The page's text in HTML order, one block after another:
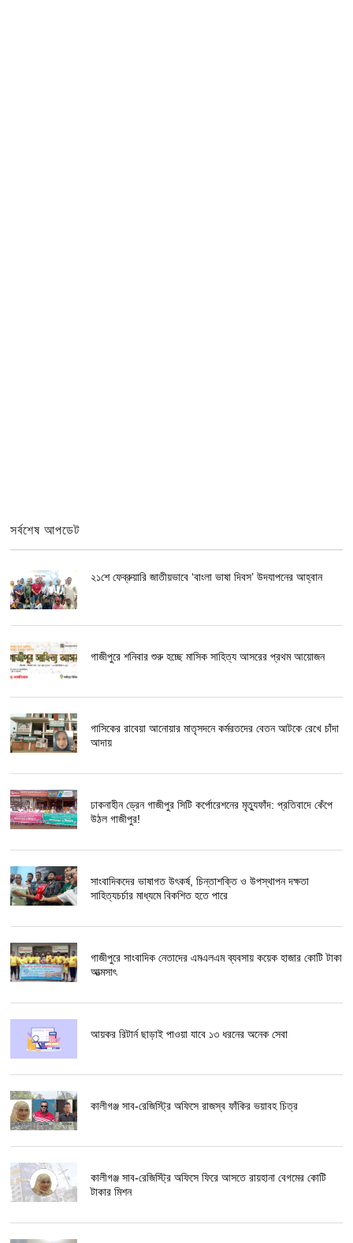
সর্বশেষ আপডেট
২১শে ফেব্রুয়ারি জাতীয়ভাবে ‘বাংলা ভাষা দিবস’ উদযাপনের আহ্বান
গাজীপুরে শনিবার শুরু হচ্ছে মাসিক সাহিত্য আসরের প্রথম আয়োজন
গাসিকের রাবেয়া আনোয়ার মাতৃসদনে কর্মরতদের বেতন আটকে রেখে চাঁদা
আদায়
ঢাকনাহীন ড্রেন গাজীপুর সিটি কর্পোরেশনের মৃত্যুফাঁদ: প্রতিবাদে কেঁপে
উঠল গাজীপুর!
সাংবাদিকদের ভাষাগত উৎকর্ষ, চিন্তাশক্তি ও উপস্থাপন দক্ষতা
সাহিত্যচর্চার মাধ্যমে বিকশিত হতে পারে
গাজীপুরে সাংবাদিক নেতাদের এমএলএম ব্যবসায় কয়েক হাজার কোটি টাকা
আত্মসাৎ
আয়কর রিটার্ন ছাড়াই পাওয়া যাবে ১৩ ধরনের অনেক সেবা
কালীগঞ্জ সাব-রেজিস্ট্রি অফিসে রাজস্ব ফাঁকির ভয়াবহ চিত্র
কালীগঞ্জ সাব-রেজিস্ট্রি অফিসে ফিরে আসতে রায়হানা বেগমের কোটি
টাকার মিশন